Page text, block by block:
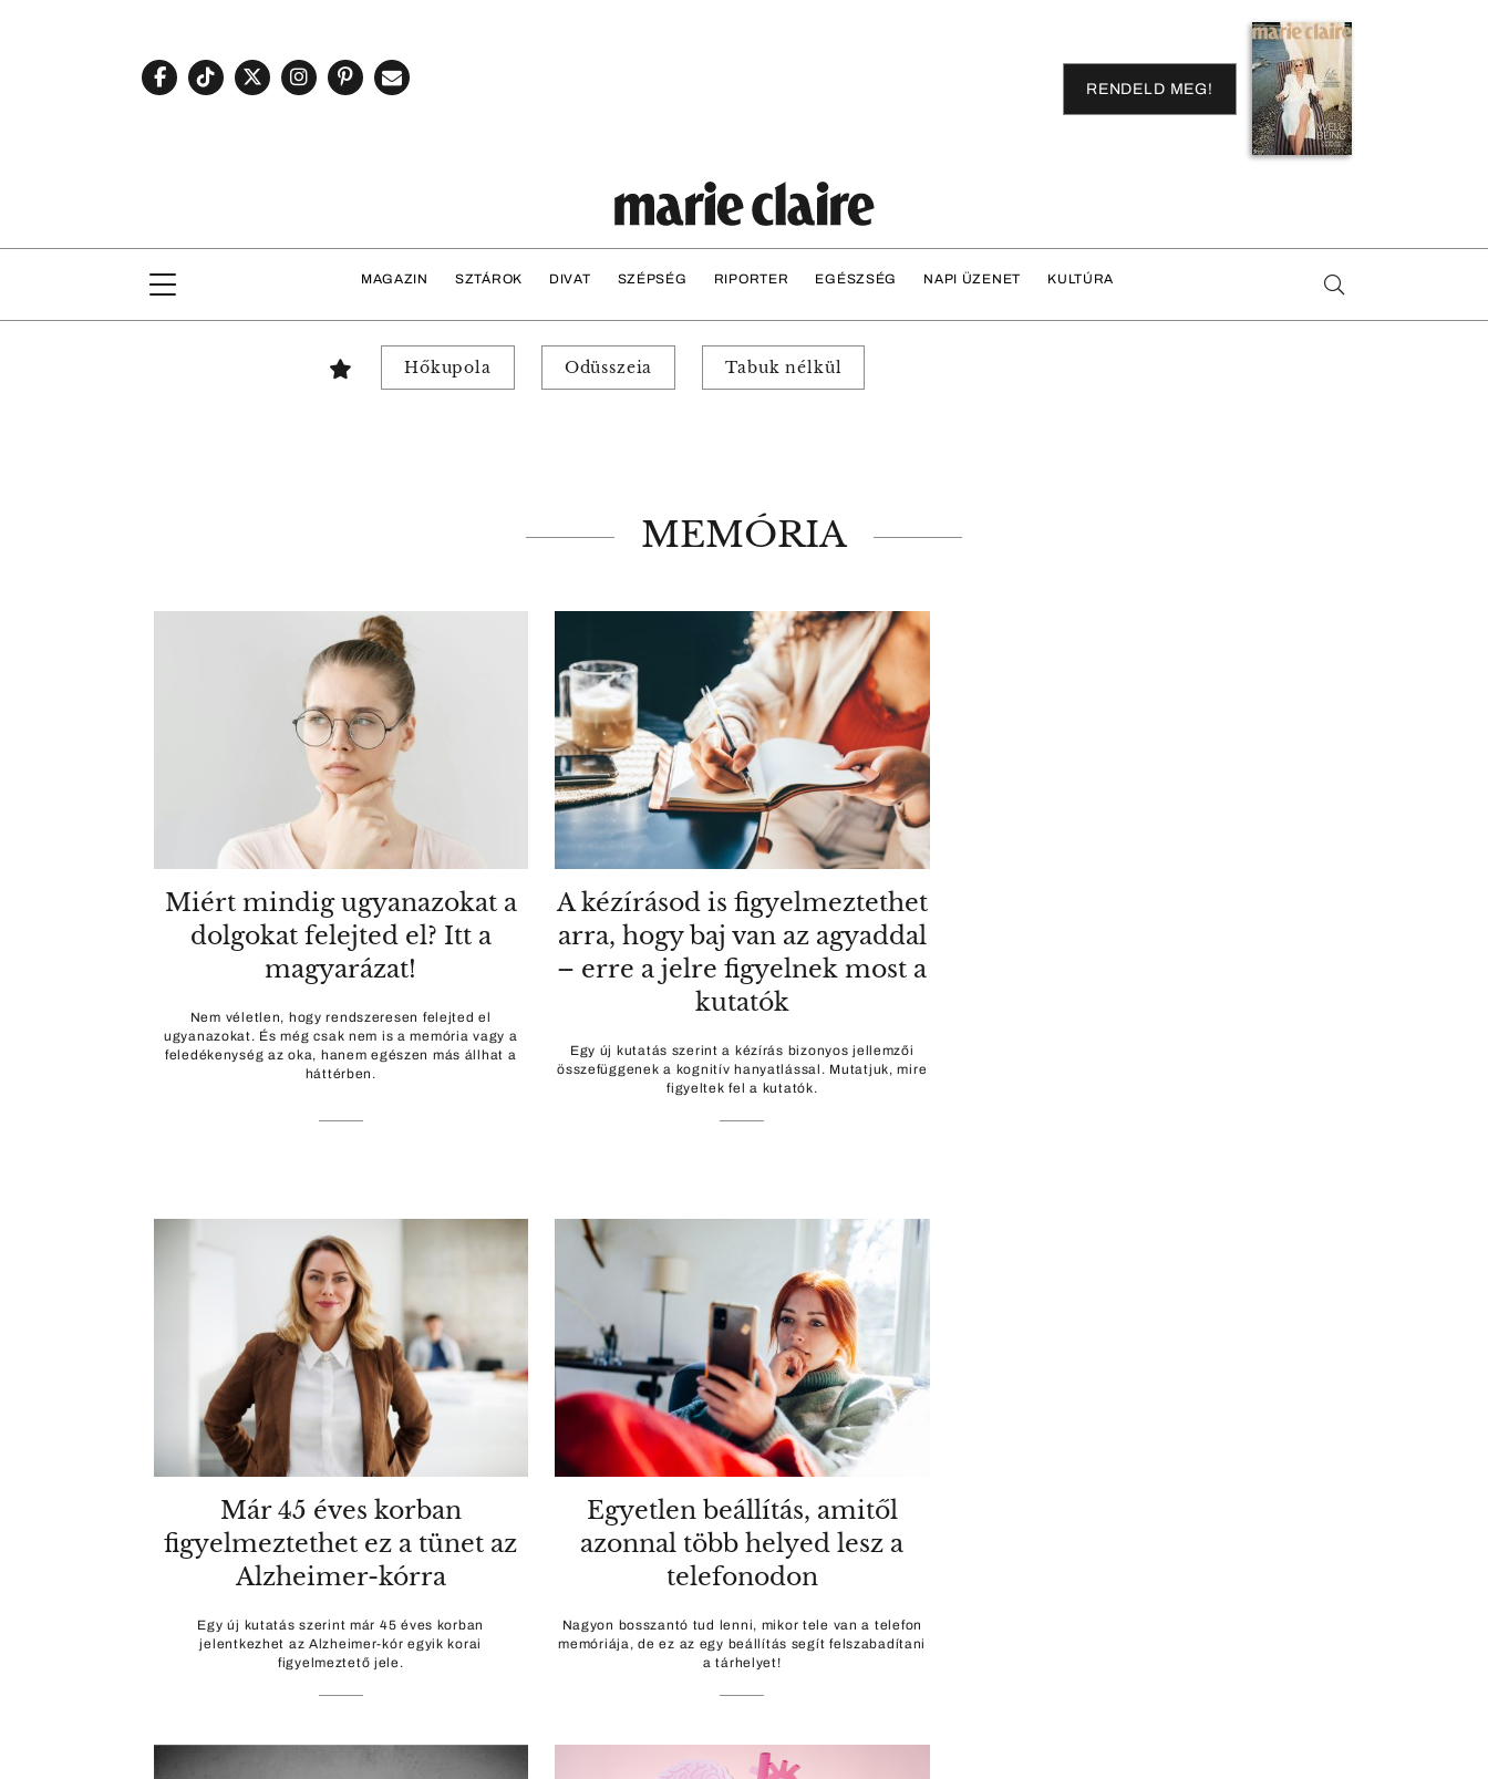
RENDELD MEG!
MAGAZIN SZTÁROK DIVAT SZÉPSÉG RIPORTER EGÉSZSÉG NAPI ÜZENET KULTÚRA
Hőkupola Odüsszeia Tabuk nélkül
MEMÓRIA
Miért mindig ugyanazokat a
dolgokat felejted el? Itt a
magyarázat!
Nem véletlen, hogy rendszeresen felejted el
ugyanazokat. És még csak nem is a memória vagy a
feledékenység az oka, hanem egészen más állhat a
háttérben.
A kézírásod is figyelmeztethet
arra, hogy baj van az agyaddal
– erre a jelre figyelnek most a
kutatók
Egy új kutatás szerint a kézírás bizonyos jellemzői
összefüggenek a kognitív hanyatlással. Mutatjuk, mire
figyeltek fel a kutatók.
Már 45 éves korban
figyelmeztethet ez a tünet az
Alzheimer-kórra
Egy új kutatás szerint már 45 éves korban
jelentkezhet az Alzheimer-kór egyik korai
figyelmeztető jele.
Egyetlen beállítás, amitől
azonnal több helyed lesz a
telefonodon
Nagyon bosszantó tud lenni, mikor tele van a telefon
memóriája, de ez az egy beállítás segít felszabadítani
a tárhelyet!